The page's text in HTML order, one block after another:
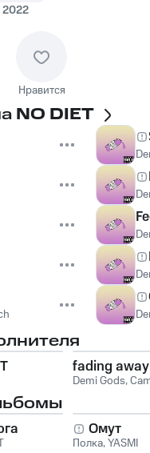
2022
Нравится
NO DIET
fading away
Demi Gods,
Омут
Полка,YASMI